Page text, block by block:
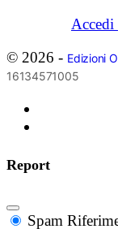
Accedi
© 2026 - Edizioni
16134571005
Report
Spam